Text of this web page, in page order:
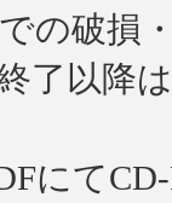
の破損
了以降
にてCD-